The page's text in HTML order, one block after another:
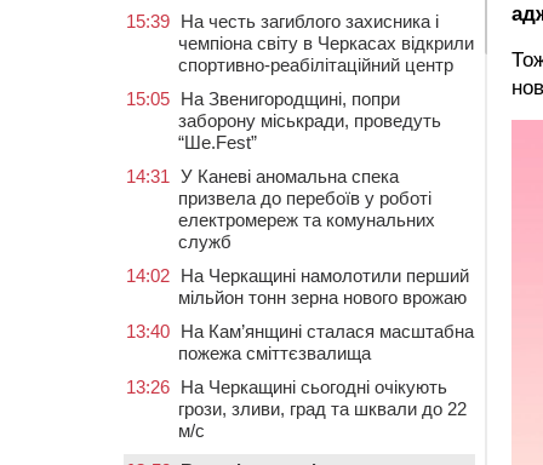
15:39 На честь загиблого захисника і
чемпіона світу в Черкасах відкрили
спортивно-реабілітаційний центр
15:05 На Звенигородщині, попри
заборону міськради, проведуть
“Ше.Fest”
14:31 У Каневі аномальна спека
призвела до перебоїв у роботі
електромереж та комунальних
служб
14:02 На Черкащині намолотили перший
мільйон тонн зерна нового врожаю
13:40 На Кам’янщині сталася масштабна
пожежа сміттєзвалища
13:26 На Черкащині сьогодні очікують
грози, зливи, град та шквали до 22
м/с